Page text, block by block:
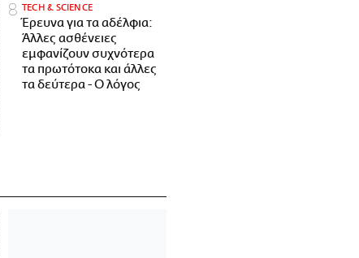
ΤECH & SCIENCE
Έρευνα για τα αδέλφια:
Άλλες ασθένειες
εμφανίζουν συχνότερα
τα πρωτότοκα και άλλες
τα δεύτερα - Ο λόγος